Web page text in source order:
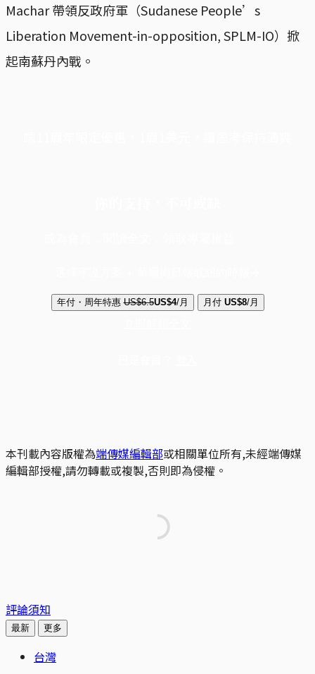
Machar 帶領反政府軍（Sudanese People’s
Liberation Movement-in-opposition, SPLM-IO）掀
起南蘇丹內戰。
年付・周年特惠 US$6.5US$4/月 月付 US$8/月
本刊載內容版權為端傳媒編輯部或相關單位所有,未經端傳媒
編輯部授權,請勿轉載或複製,否則即為侵權。
評論須知
最新 更多
台灣